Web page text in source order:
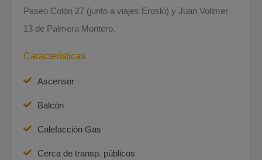
Paseo Colón 27 (junto a viajes Eroski) y Juan Vollmer
13 de Palmera Montero.
Características
Ascensor
Balcón
Calefacción Gas
Cerca de transp. públicos